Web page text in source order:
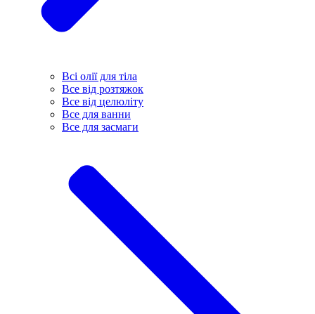
Всі олії для тіла
Все від розтяжок
Все від целюліту
Все для ванни
Все для засмаги